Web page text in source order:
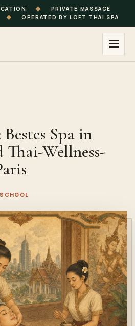
◆
PRIVATE MASSAGE
◆ OPERATED BY LOFT THAI SPA
Spa in
Wellness-